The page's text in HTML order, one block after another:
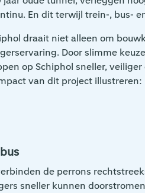
En dit terwijl trein-, bus-
draait niet alleen om
Door slimme
op Schiphol sneller,
van dit project illustreren:
de perrons
sneller kunnen